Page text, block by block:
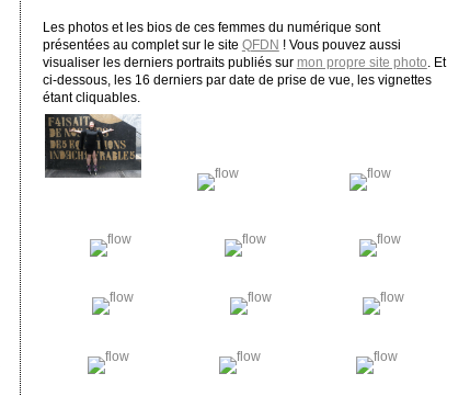
Les photos et les bios de ces femmes du numérique sont
présentées au complet sur le site QFDN ! Vous pouvez aussi
visualiser les derniers portraits publiés sur mon propre site photo . Et
ci-dessous, les 16 derniers par date de prise de vue, les vignettes
étant cliquables.